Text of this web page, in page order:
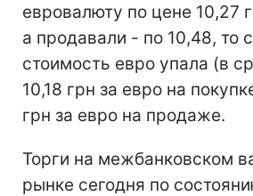
евровалюту по цене 10,27
а продавали - по 10,48, то
стоимость евро упала (в
10,18 грн за евро на
грн за евро на продаже.
Торги на межбанковском
рынке сегодня по